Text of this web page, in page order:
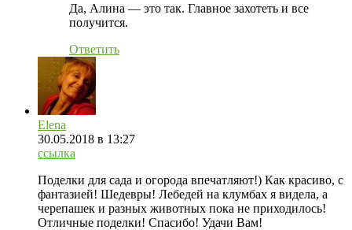
Да, Алина — это так. Главное захотеть и все
получится.
Ответить
Еlena
30.05.2018 в 13:27
ссылка
Поделки для сада и огорода впечатляют!) Как красиво, с
фантазией! Шедевры! Лебедей на клумбах я видела, а
черепашек и разных животных пока не приходилось!
Отличные поделки! Спасибо! Удачи Вам!